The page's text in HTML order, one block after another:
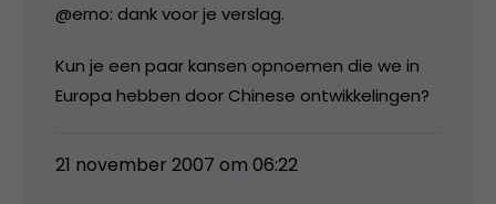
@erno: dank voor je verslag.
Kun je een paar kansen opnoemen die we in
Europa hebben door Chinese ontwikkelingen?
21 november 2007 om 06:22